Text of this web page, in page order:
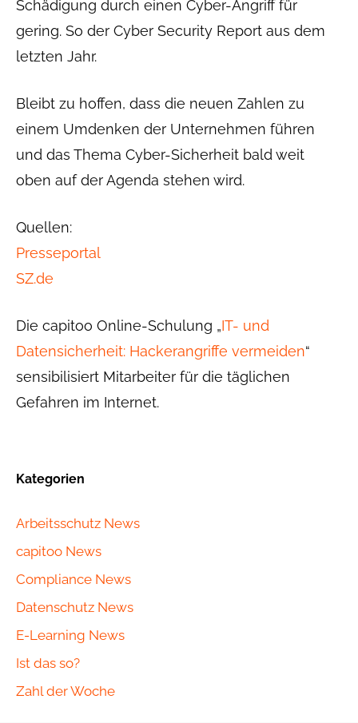
Schädigung durch einen Cyber-Angriff für
gering. So der Cyber Security Report aus dem
letzten Jahr.
Bleibt zu hoffen, dass die neuen Zahlen zu
einem Umdenken der Unternehmen führen
und das Thema Cyber-Sicherheit bald weit
oben auf der Agenda stehen wird.
Quellen:
Presseportal
SZ.de
Die capitoo Online-Schulung „IT- und
Datensicherheit: Hackerangriffe vermeiden“
sensibilisiert Mitarbeiter für die täglichen
Gefahren im Internet.
Kategorien
Arbeitsschutz News
capitoo News
Compliance News
Datenschutz News
E-Learning News
Ist das so?
Zahl der Woche